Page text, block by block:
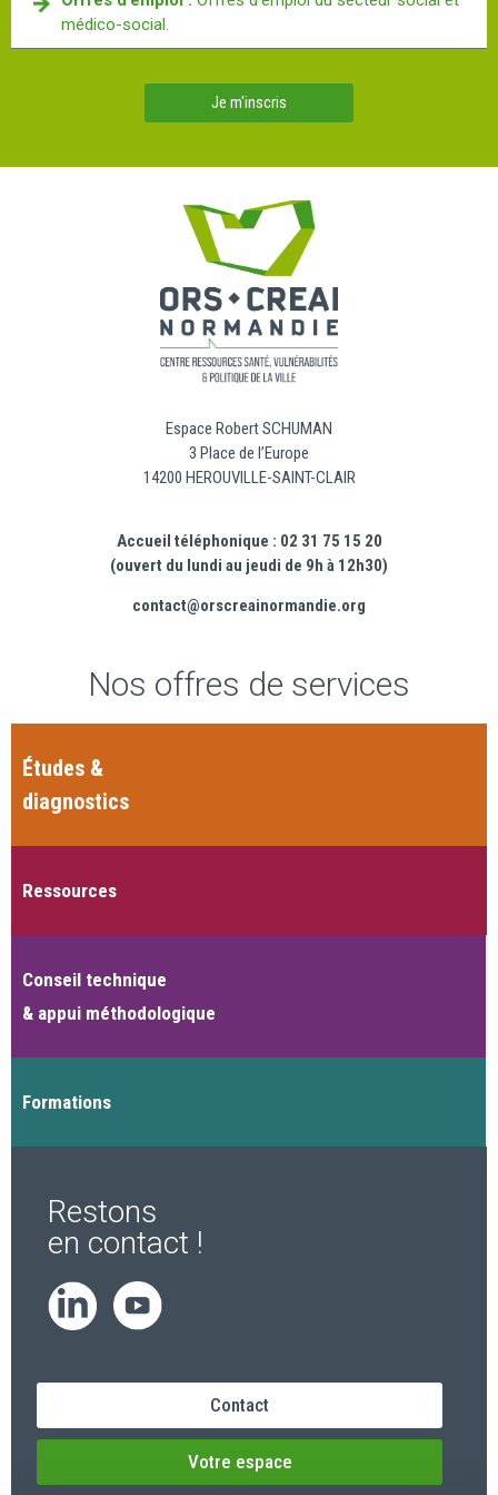
médico-social.
Je m'inscris
Espace Robert SCHUMAN
3 Place de l’Europe
14200 HEROUVILLE-SAINT-CLAIR
Accueil téléphonique : 02 31 75 15 20
(ouvert du lundi au jeudi de 9h à 12h30)
contact@orscreainormandie.org
Nos offres de services
Études &
diagnostics
Ressources
Conseil technique
& appui méthodologique
Formations
Restons
en contact !
Contact
Votre espace